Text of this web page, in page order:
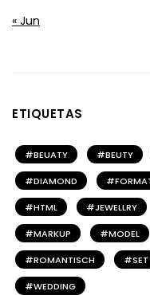
« Jun
ETIQUETAS
BEUATY BEUTY
DIAMOND
HTML JEWELLRY
MARKUP MODEL
ROMANTISCH SET
WEDDING